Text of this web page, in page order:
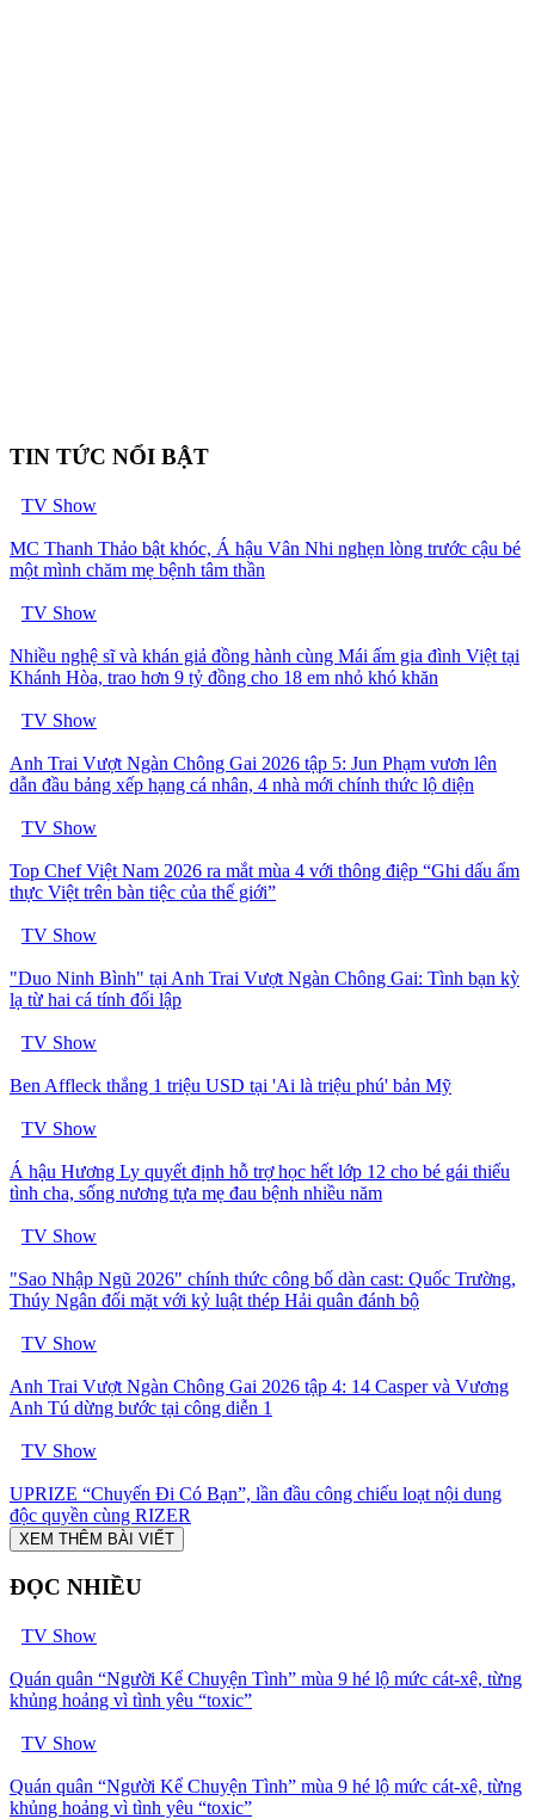
TIN TỨC NỔI BẬT
TV Show
MC Thanh Thảo bật khóc, Á hậu Vân Nhi nghẹn lòng trước cậu bé
một mình chăm mẹ bệnh tâm thần
TV Show
Nhiều nghệ sĩ và khán giả đồng hành cùng Mái ấm gia đình Việt tại
Khánh Hòa, trao hơn 9 tỷ đồng cho 18 em nhỏ khó khăn
TV Show
Anh Trai Vượt Ngàn Chông Gai 2026 tập 5: Jun Phạm vươn lên
dẫn đầu bảng xếp hạng cá nhân, 4 nhà mới chính thức lộ diện
TV Show
Top Chef Việt Nam 2026 ra mắt mùa 4 với thông điệp “Ghi dấu ẩm
thực Việt trên bàn tiệc của thế giới”
TV Show
"Duo Ninh Bình" tại Anh Trai Vượt Ngàn Chông Gai: Tình bạn kỳ
lạ từ hai cá tính đối lập
TV Show
Ben Affleck thắng 1 triệu USD tại 'Ai là triệu phú' bản Mỹ
TV Show
Á hậu Hương Ly quyết định hỗ trợ học hết lớp 12 cho bé gái thiếu
tình cha, sống nương tựa mẹ đau bệnh nhiều năm
TV Show
"Sao Nhập Ngũ 2026" chính thức công bố dàn cast: Quốc Trường,
Thúy Ngân đối mặt với kỷ luật thép Hải quân đánh bộ
TV Show
Anh Trai Vượt Ngàn Chông Gai 2026 tập 4: 14 Casper và Vương
Anh Tú dừng bước tại công diễn 1
TV Show
UPRIZE “Chuyến Đi Có Bạn”, lần đầu công chiếu loạt nội dung
độc quyền cùng RIZER
XEM THÊM BÀI VIẾT
ĐỌC NHIỀU
TV Show
Quán quân “Người Kể Chuyện Tình” mùa 9 hé lộ mức cát-xê, từng
khủng hoảng vì tình yêu “toxic”
TV Show
Quán quân “Người Kể Chuyện Tình” mùa 9 hé lộ mức cát-xê, từng
khủng hoảng vì tình yêu “toxic”